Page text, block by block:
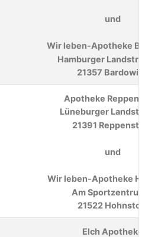
und
Wir leben-Apotheke
Hamburger
21357
Apotheke
Lüneburger
21391
und
Wir leben-Apotheke
Am
21522
Elch Apotheke